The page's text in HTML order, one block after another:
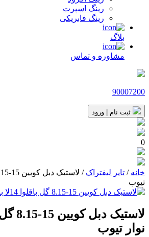
رینگ اسپرت
رینگ فابریکی
بلاگ
مشاوره و تماس
90007200
0
خانه / تایر لیفتراک
تیوب
نوار تیوب